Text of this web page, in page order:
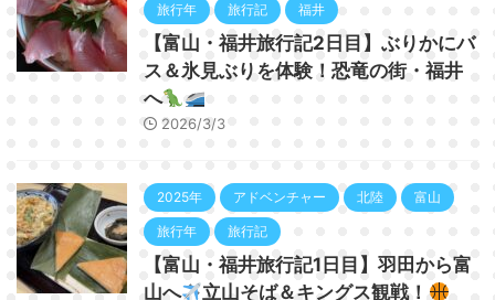
旅行年 旅行記 福井
【富山・福井旅行記2日目】ぶりかにバ
ス＆氷見ぶりを体験！恐竜の街・福井
へ
2026/3/3
2025年 アドベンチャー 北陸 富山
旅行年 旅行記
【富山・福井旅行記1日目】羽田から富
山へ
立山そば＆キングス観戦！